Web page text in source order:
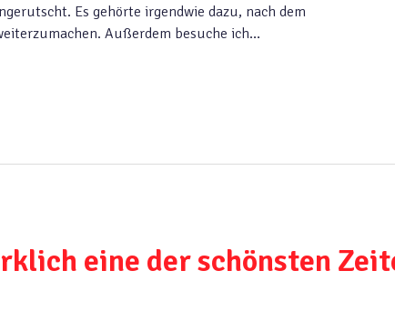
Es gehörte irgendwie dazu, nach dem
Außerdem besuche ich…
eine der schönsten